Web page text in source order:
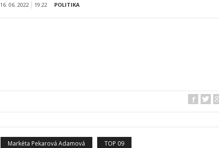
16. 06. 2022 19:22 POLITIKA
Markéta Pekarová Adamová TOP 09